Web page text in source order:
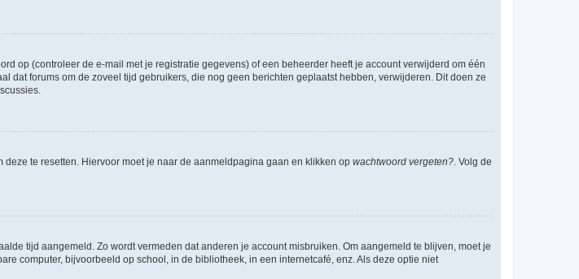
op (controleer de e-mail met je registratie gegevens) of een beheerder heeft je account verwijderd om één
dat forums om de zoveel tijd gebruikers, die nog geen berichten geplaatst hebben, verwijderen. Dit doen ze
te resetten. Hiervoor moet je naar de aanmeldpagina gaan en klikken op wachtwoord vergeten? . Volg de
tijd aangemeld. Zo wordt vermeden dat anderen je account misbruiken. Om aangemeld te blijven, moet je
computer, bijvoorbeeld op school, in de bibliotheek, in een internetcafé, enz. Als deze optie niet